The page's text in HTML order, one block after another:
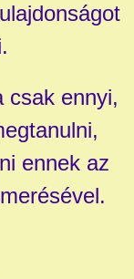
csak ennyi,
ennek az